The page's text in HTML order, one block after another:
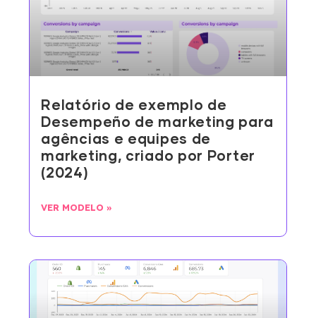
Relatório de exemplo de
Desempeño de marketing para
agências e equipes de
marketing, criado por Porter
(2024)
VER MODELO »